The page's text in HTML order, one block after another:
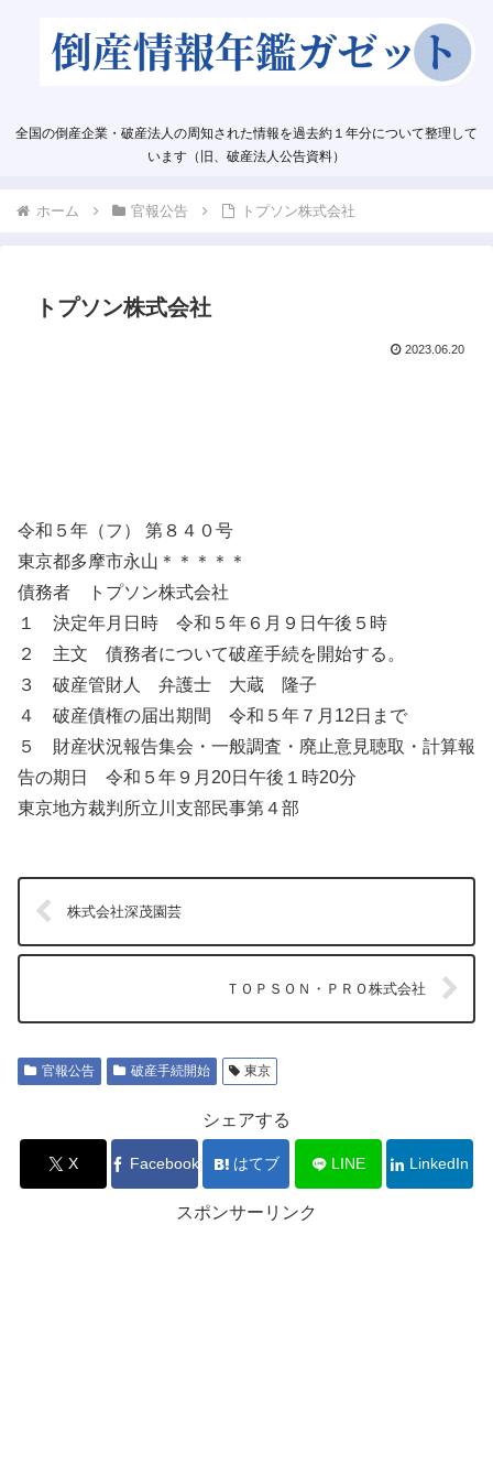
全国の倒産企業・破産法人の周知された情報を過去約１年分について整理して
います（旧、破産法人公告資料）
ホーム 官報公告 トプソン株式会社
トプソン株式会社
2023.06.20
令和５年（フ） 第８４０号
東京都多摩市永山＊＊＊＊＊
債務者 トプソン株式会社
１ 決定年月日時 令和５年６月９日午後５時
２ 主文 債務者について破産手続を開始する。
３ 破産管財人 弁護士 大蔵 隆子
４ 破産債権の届出期間 令和５年７月12日まで
５ 財産状況報告集会・一般調査・廃止意見聴取・計算報
告の期日 令和５年９月20日午後１時20分
東京地方裁判所立川支部民事第４部
株式会社深茂園芸
ＴＯＰＳＯＮ・ＰＲＯ株式会社
官報公告 破産手続開始 東京
シェアする
X Facebook はてブ LINE LinkedIn
スポンサーリンク